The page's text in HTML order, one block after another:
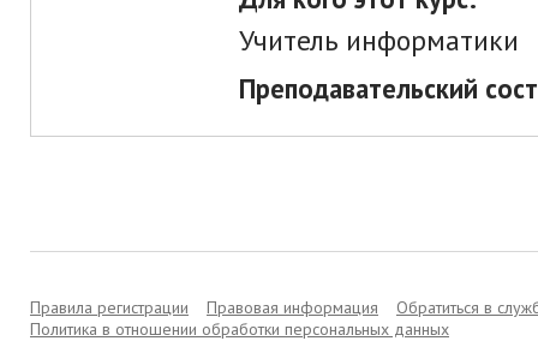
Учитель информатики
Преподавательский
Правила регистрации Правовая информация
Обратиться в
Политика в отношении обработки персональных данных